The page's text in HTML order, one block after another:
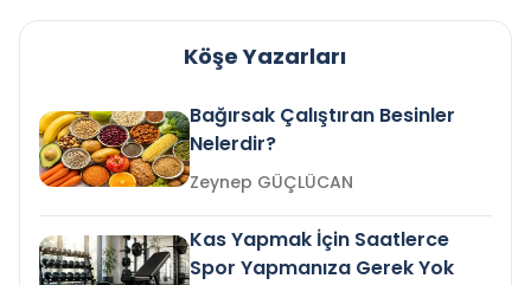
Köşe Yazarları
Bağırsak Çalıştıran Besinler
Nelerdir?
Zeynep GÜÇLÜCAN
Kas Yapmak İçin Saatlerce
Spor Yapmanıza Gerek Yok